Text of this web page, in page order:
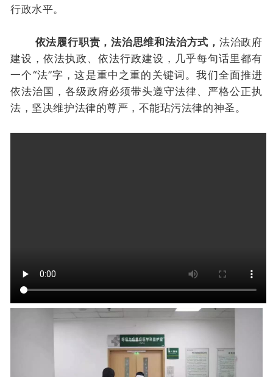
行政水平。
依法履行职责，法治思维和法治方式， 法治政府
建设，依法执政、依法行政建设，几乎每句话里都有
一个“法”字，这是重中之重的关键词。我们全面推进
依法治国，各级政府必须带头遵守法律、严格公正执
法，坚决维护法律的尊严，不能玷污法律的神圣。